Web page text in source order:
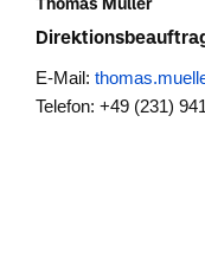
Thomas Müller
E-Mail:
Telefon: +49 (231)